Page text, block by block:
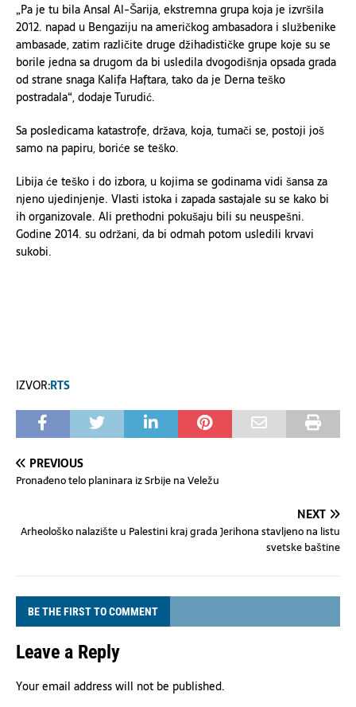
„Pa je tu bila Ansal Al-Šarija, ekstremna grupa koja je izvršila
2012. napad u Bengaziju naameričkog ambasadora i službenike
ambasade, zatim različite druge džihadističke grupe koje su se
borile jedna sa drugom da bi uslediladvogodišnja opsadagrada
od strane snaga Kalifa Haftara,tako da je Dernateško
postradala“, dodaje Turudić.
Sa posledicama katastrofe, država, koja, tumači se, postoji još
samo na papiru, boriće se teško.
Libija će teško i do izbora, u kojima se godinama vidi šansa za
njeno ujedinjenje. Vlasti istoka i zapada sastajale su se kako bi
ih organizovale. Ali prethodni pokušaju bili su neuspešni.
Godine 2014. su održani, da bi odmah potom usledili krvavi
sukobi.
IZVOR:RTS
PREVIOUS
Pronađeno telo planinara iz Srbije na Veležu
NEXT
Arheološko nalazište u Palestini kraj grada Jerihona stavljeno na listu
svetske baštine
BE THE FIRST TO COMMENT
Leave a Reply
Your email address will not be published.